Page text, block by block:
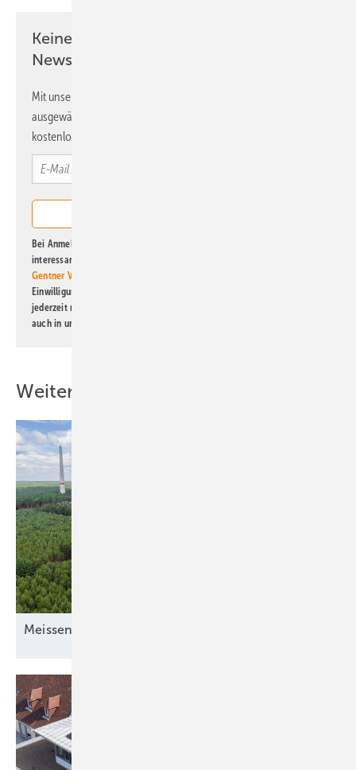
Keine Zeit? Kein Problem mit dem ERE
Newsletter!
Mit unserem Newsletter erhalten Sie regelmäßig von uns
ausgewählte Informationen und Neuigkeiten, gebündelt und
kostenlos direkt ins Postfach.
Bei Anmeldung zu diesem Newsletter bin ich damit einverstanden, über
interessante Verlags- und Online-Angebote
Gentner Verlag GmbH & Co. KG
Einwilligung kann ich jederzeit widerrufen und eine Abmeldung ist
jederzeit möglich. Informationen zum Umgang mit Daten finden Sie
auch in unserer
Weitere Inhalte
Mei ssener